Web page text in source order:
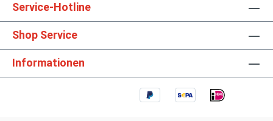
Service-Hotline
Shop Service
Informationen